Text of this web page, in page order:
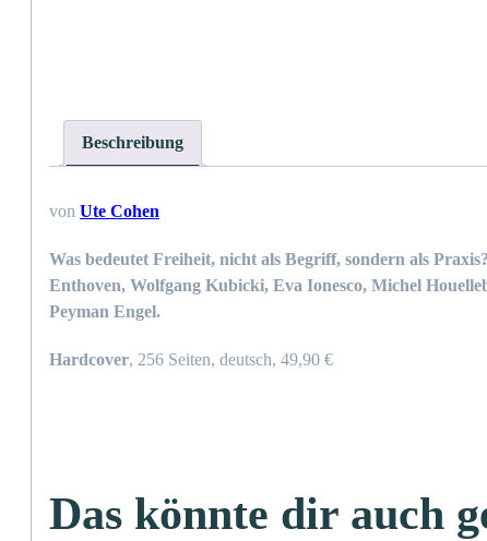
Beschreibung
von Ute Cohen
Was bedeutet Freiheit, nicht als Begriff, sondern als
Enthoven, Wolfgang Kubicki, Eva Ionesco, Michel
Peyman Engel.
Hardcover, 256 Seiten, deutsch, 49,90 €
Das könnte dir auch